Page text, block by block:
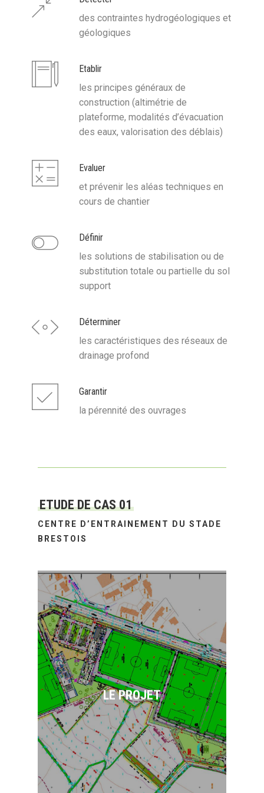
des contraintes hydrogéologiques et
géologiques
Etablir
les principes généraux de
construction (altimétrie de
plateforme, modalités d’évacuation
des eaux, valorisation des déblais)
Evaluer
et prévenir les aléas techniques en
cours de chantier
Définir
les solutions de stabilisation ou de
substitution totale ou partielle du sol
support
Déterminer
les caractéristiques des réseaux de
drainage profond
Garantir
la pérennité des ouvrages
ETUDE DE CAS 01
CENTRE D’ENTRAINEMENT DU STADE
BRESTOIS
LE PROJET
Création du nouveau Centre
d’entrainement du Stade
Brestois 29 sur 9 ha, à
PLOUGASTEL-DAOULAS,
comprenant 5 terrains de
grands jeux, une aire
d’échauffement de gardien,
deux bassins de rétention,
des bâtiments d’exploitation
et voiries afférentes.